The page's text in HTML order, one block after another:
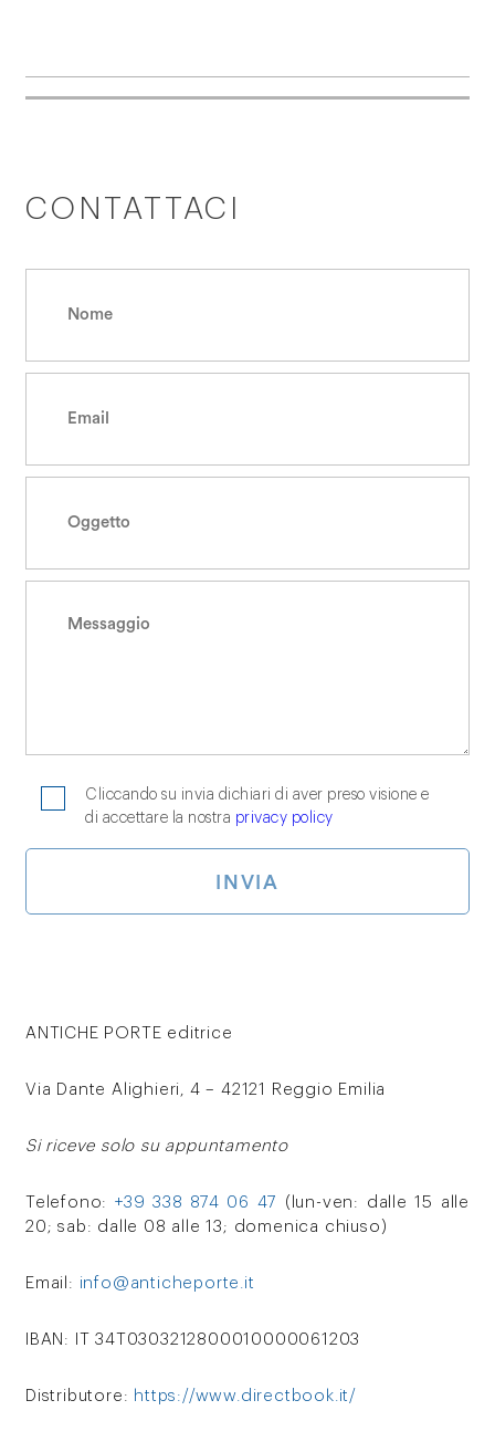
CONTATTACI
Cliccando su invia dichiari di aver preso visione e
di accettare la nostra privacy policy
ANTICHE PORTE editrice
Via Dante Alighieri, 4 – 42121 Reggio Emilia
Si riceve solo su appuntamento
Telefono: +39 338 874 06 47
(lun-ven: dalle 15 alle
20; sab: dalle 08 alle 13; domenica chiuso)
Email: info@anticheporte.it
IBAN: IT 34T0303212800010000061203
Distributore: https://www.directbook.it/